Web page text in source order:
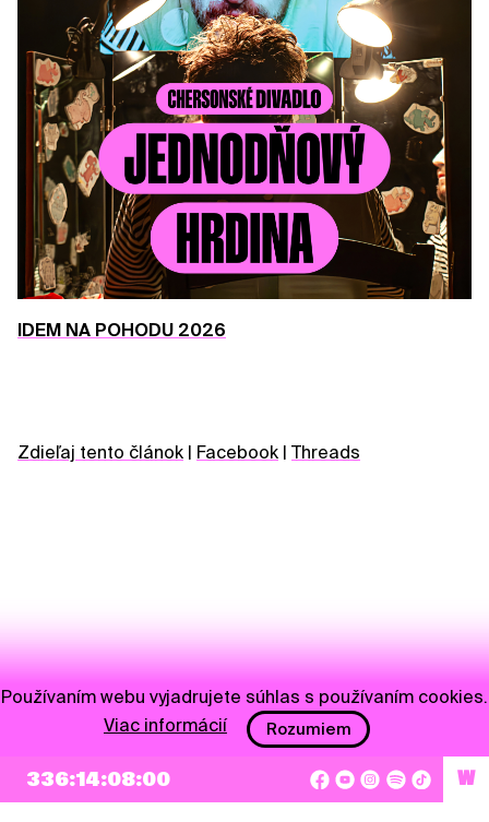
IDEM NA POHODU 2026
Zdieľaj tento článok Facebook Threads
NEWSLETTER
336:14:08:00 W
Používaním webu vyjadrujete súhlas s používaním cookies.
Viac informácií
Rozumiem